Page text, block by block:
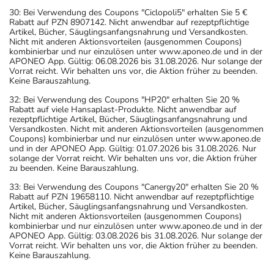
30: Bei Verwendung des Coupons "Ciclopoli5" erhalten Sie 5 €
Rabatt auf PZN 8907142. Nicht anwendbar auf rezeptpflichtige
Artikel, Bücher, Säuglingsanfangsnahrung und Versandkosten.
Nicht mit anderen Aktionsvorteilen (ausgenommen Coupons)
kombinierbar und nur einzulösen unter www.aponeo.de und in der
APONEO App. Gültig: 06.08.2026 bis 31.08.2026. Nur solange der
Vorrat reicht. Wir behalten uns vor, die Aktion früher zu beenden.
Keine Barauszahlung.
32: Bei Verwendung des Coupons "HP20" erhalten Sie 20 %
Rabatt auf viele Hansaplast-Produkte. Nicht anwendbar auf
rezeptpflichtige Artikel, Bücher, Säuglingsanfangsnahrung und
Versandkosten. Nicht mit anderen Aktionsvorteilen (ausgenommen
Coupons) kombinierbar und nur einzulösen unter www.aponeo.de
und in der APONEO App. Gültig: 01.07.2026 bis 31.08.2026. Nur
solange der Vorrat reicht. Wir behalten uns vor, die Aktion früher
zu beenden. Keine Barauszahlung.
33: Bei Verwendung des Coupons "Canergy20" erhalten Sie 20 %
Rabatt auf PZN 19658110. Nicht anwendbar auf rezeptpflichtige
Artikel, Bücher, Säuglingsanfangsnahrung und Versandkosten.
Nicht mit anderen Aktionsvorteilen (ausgenommen Coupons)
kombinierbar und nur einzulösen unter www.aponeo.de und in der
APONEO App. Gültig: 03.08.2026 bis 31.08.2026. Nur solange der
Vorrat reicht. Wir behalten uns vor, die Aktion früher zu beenden.
Keine Barauszahlung.